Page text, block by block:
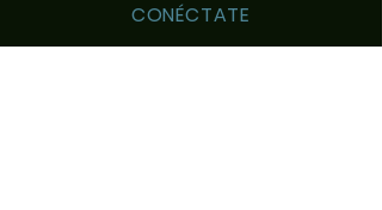
CONÉCTATE